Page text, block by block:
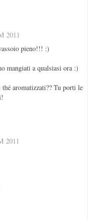
2011
pieno!!! :)
mangiati a qualsiasi ora :)
aromatizzati?? Tu porti le
2011